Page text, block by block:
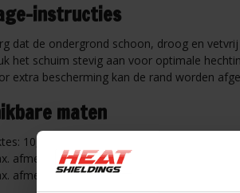
instructies
dat de ondergrond schoon, droog en vetvrij
het schuim stevig aan voor optimale
extra bescherming kan de rand worden
maten
10, 15, 20, 25, 30, 40, en 50 mm
afmetingen rol: 2.060 x 10.000 mm
afmetingen plaat: 2.060 x 1.000 mm